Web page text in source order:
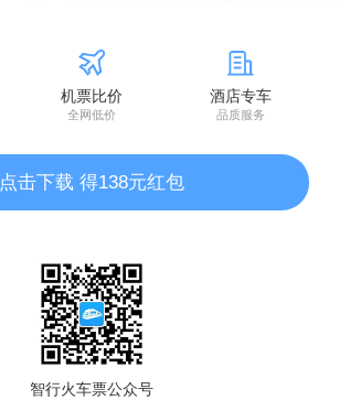
机票比价
全网低价
酒店专车
品质服务
点击下载 得138元红包
智行火车票公众号